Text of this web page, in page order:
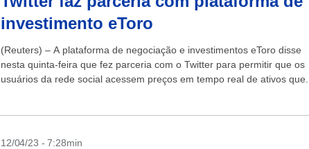
investimento eToro
(Reuters) – A plataforma de negociação e investimentos eToro disse
nesta quinta-feira que fez parceria com o Twitter para permitir que os
usuários da rede social acessem preços em tempo real de ativos que...
12/04/23 - 7:28min